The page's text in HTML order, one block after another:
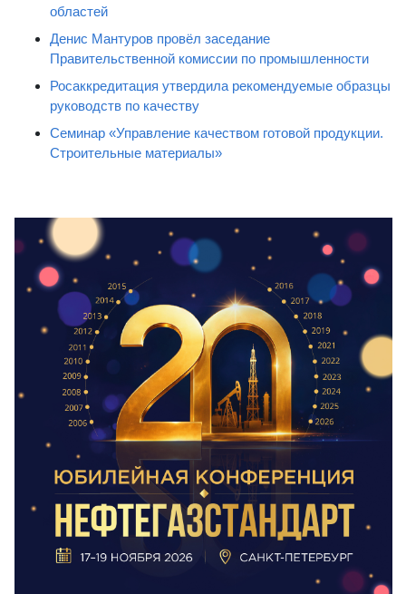
областей
Денис Мантуров провёл заседание
Правительственной комиссии по промышленности
Росаккредитация утвердила рекомендуемые образцы
руководств по качеству
Семинар «Управление качеством готовой продукции.
Строительные материалы»